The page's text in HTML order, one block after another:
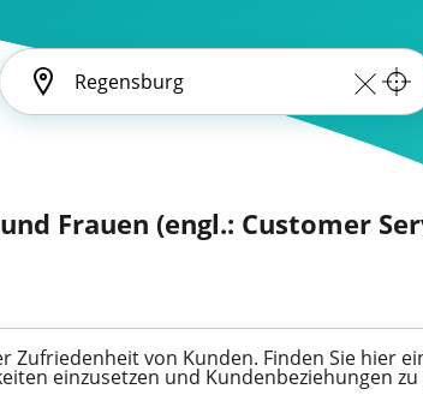
Frauen (engl.: Customer
von Kunden. Finden Sie hier
einzusetzen und Kundenbeziehungen zu